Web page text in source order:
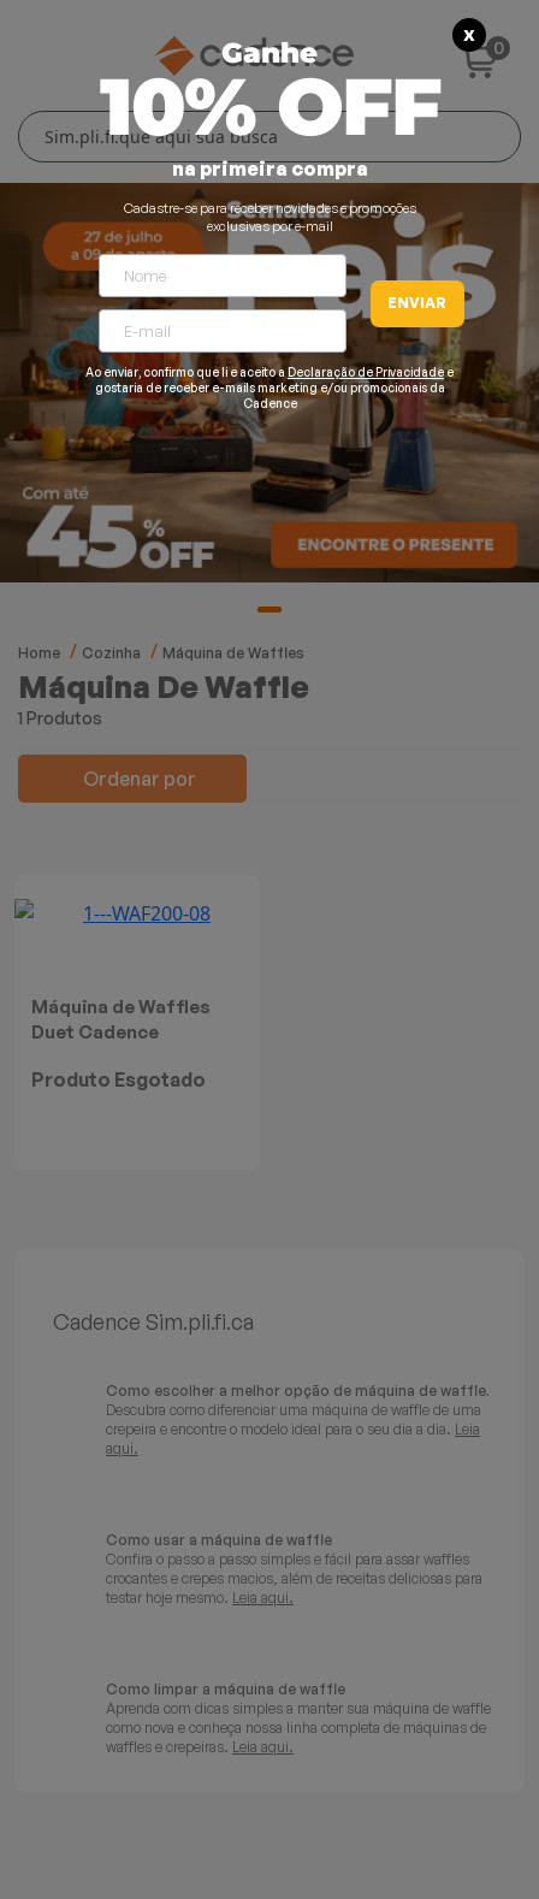
0
Home Cozinha Máquina de Waffles
Máquina De Waffle
1 Produtos
Ordenar por
Máquina de Waffles
Duet Cadence
Produto Esgotado
Cadence Sim.pli.fi.ca
Como escolher a melhor opção de máquina de waffle.
Descubra como diferenciar uma máquina de waffle de uma
crepeira e encontre o modelo ideal para o seu dia a dia. Leia
aqui.
Como usar a máquina de waffle
Confira o passo a passo simples e fácil para assar waffles
crocantes e crepes macios, além de receitas deliciosas para
testar hoje mesmo. Leia aqui.
Como limpar a máquina de waffle
Aprenda com dicas simples a manter sua máquina de waffle
como nova e conheça nossa linha completa de máquinas de
waffles e crepeiras. Leia aqui.
X
Ganhe
10% OFF
na primeira compra
Cadastre-se para receber novidades e promoções
exclusivas por e-mail
ENVIAR
Ao enviar, confirmo que li e aceito a Declaração de Privacidadee
gostaria de receber e-mails marketing e/ou promocionais da
Cadence
Cozinha
Blenders
Liquidificadores
Grills e Sanduicheiras
Chaleiras Elétricas
Cafeteiras
Fritadeiras
Mixers
Coifas
Máquina de Waffle
Cooktops
Lar
Ferros e Passadeiras
Conforto Térmico
Aquecedores
Climatizadores
Ventiladores
Cuidados Pessoais
Escovas Secadoras
Secadores
Cortadores de Cabelo
Pranchas